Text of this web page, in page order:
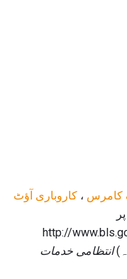
کامرس ، کاروباری آؤٹ
http://
انتظامی خدمات